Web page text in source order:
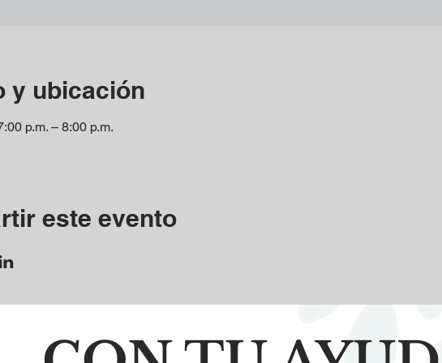
y ubicación
p.m. – 8:00 p.m.
este evento